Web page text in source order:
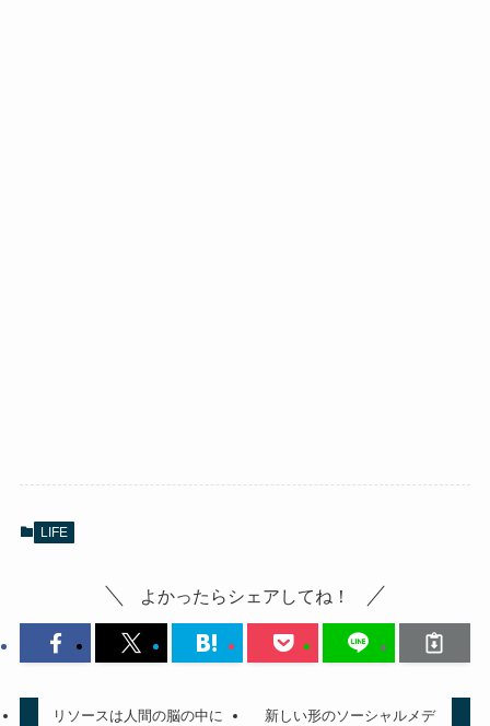
LIFE
よかったらシェアしてね！
リソースは人間の脳の中に
新しい形のソーシャルメデ